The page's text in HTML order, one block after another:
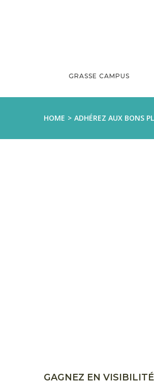
GRASSE CAMPUS
HOME ADHÉREZ AUX BONS
GAGNEZ EN VISIBILITÉ